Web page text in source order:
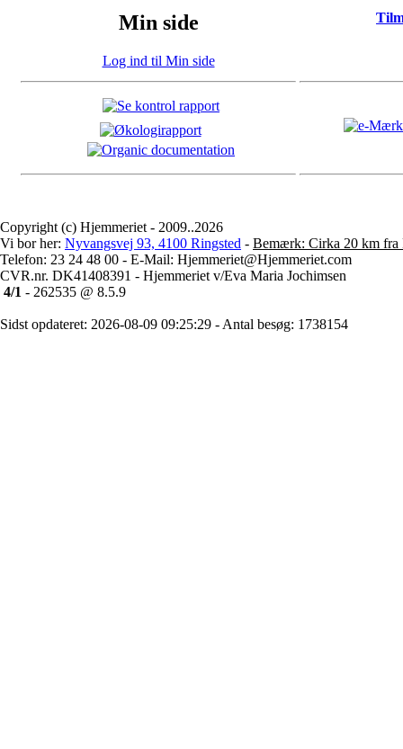
Min side
Log ind til Min side
Copyright (c) Hjemmeriet - 2009..2026
Vi bor her: Nyvangsvej 93, 4100 Ringsted - Bemærk: Cirka 20 km fra
Telefon: 23 24 48 00 - E-Mail: Hjemmeriet@Hjemmeriet.com
CVR.nr. DK41408391 - Hjemmeriet v/Eva Maria Jochimsen
4/1 - 262535 @ 8.5.9
Sidst opdateret: 2026-08-09 09:25:29 - Antal besøg: 1738154